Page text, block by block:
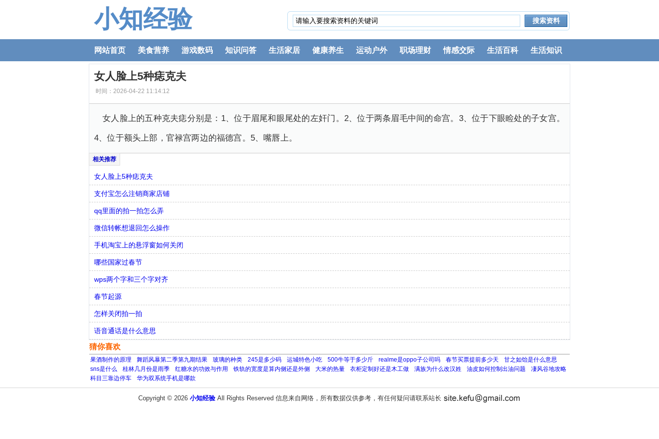
小知经验
网站首页 美食营养 游戏数码 知识问答 生活家居 健康养生 运动户外 职场理财 情感交际 生活百科 生活知识
女人脸上5种痣克夫
时间：2026-04-22 11:14:12
女人脸上的五种克夫痣分别是：1、位于眉尾和眼尾处的左奸门。2、位于两条眉毛中间的命宫。3、位于下眼睑处的子女宫。
4、位于额头上部，官禄宫两边的福德宫。5、嘴唇上。
女人脸上5种痣克夫
支付宝怎么注销商家店铺
qq里面的拍一拍怎么弄
微信转帐想退回怎么操作
手机淘宝上的悬浮窗如何关闭
哪些国家过春节
wps两个字和三个字对齐
春节起源
怎样关闭拍一拍
语音通话是什么意思
猜你喜欢
果酒制作的原理 舞蹈风暴第二季第九期结果 玻璃的种类 245是多少码 运城特色小吃 500牛等于多少斤 realme是oppo子公司吗 春节买票提前多少天
甘之如饴是什么意思
sns是什么
桂林几月份是雨季 红糖水的功效与作用 铁轨的宽度是算内侧还是外侧 大米的热量 衣柜定制好还是木工做 满族为什么改汉姓 油皮如何控制出油问题
凄风谷地攻略
科目三靠边停车
华为双系统手机是哪款
Copyright © 2026 小知经验All Rights Reserved 信息来自网络，所有数据仅供参考，有任何疑问请联系站长